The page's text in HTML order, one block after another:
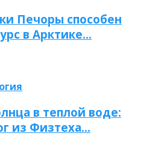
Печоры способен
в Арктике…
в теплой воде:
из Физтеха…